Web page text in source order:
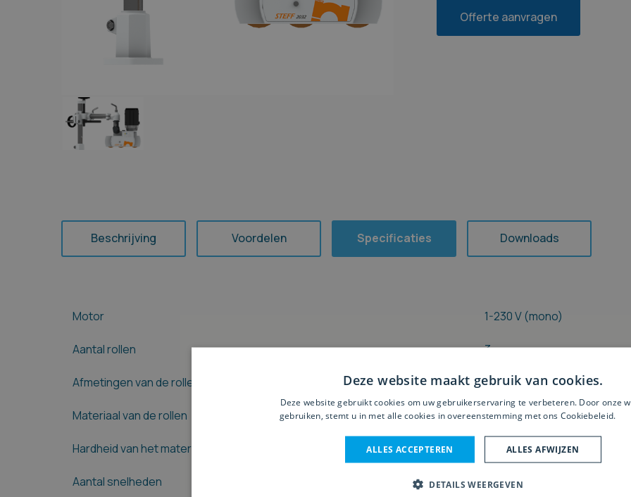
Offerte aanvragen
Specificaties
Voordelen Downloads
Beschrijving
Motor 1-230 V (mono)
Aantal rollen 3
Afmetingen van de rollen 80 x 28 mm
Materiaal van de rollen Rubber
Hardheid van het materiaal 50 Shore
Aantal snelheden 4
Deze website maakt gebruik van cookies.
Deze website gebruikt cookies om uw gebruikerservaring te verbeteren. Door onze
gebruiken, stemt u in met alle cookies in overeenstemming met ons Cookiebeleid.
ALLES ACCEPTEREN ALLES AFWIJZEN
DETAILS WEERGEVEN